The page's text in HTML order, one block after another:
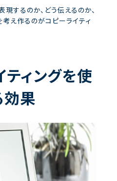
するのか、どう伝えるのか、
え作るのがコピーライティ
ィングを使
効果